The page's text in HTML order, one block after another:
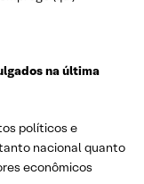
na última
políticos e
nacional quanto
econômicos